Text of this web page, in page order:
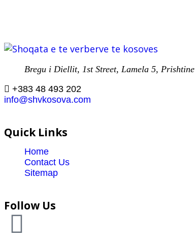
Bregu i Diellit, 1st Street, Lamela 5, Prishtine
+383 48 493 202
info@shvkosova.com
Quick Links
Home
Contact Us
Sitemap
Follow Us